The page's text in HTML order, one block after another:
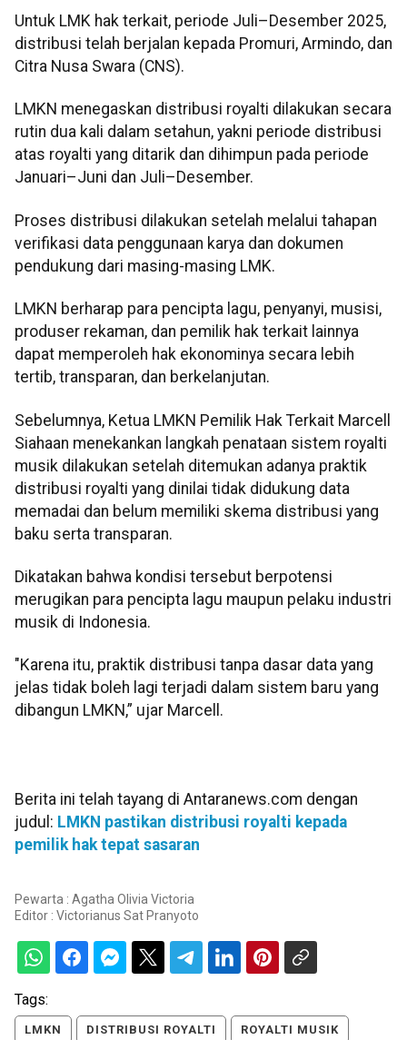
Untuk LMK hak terkait, periode Juli–Desember 2025,
distribusi telah berjalan kepada Promuri, Armindo, dan
Citra Nusa Swara (CNS).
LMKN menegaskan distribusi royalti dilakukan secara
rutin dua kali dalam setahun, yakni periode distribusi
atas royalti yang ditarik dan dihimpun pada periode
Januari–Juni dan Juli–Desember.
Proses distribusi dilakukan setelah melalui tahapan
verifikasi data penggunaan karya dan dokumen
pendukung dari masing-masing LMK.
LMKN berharap para pencipta lagu, penyanyi, musisi,
produser rekaman, dan pemilik hak terkait lainnya
dapat memperoleh hak ekonominya secara lebih
tertib, transparan, dan berkelanjutan.
Sebelumnya, Ketua LMKN Pemilik Hak Terkait Marcell
Siahaan menekankan langkah penataan sistem royalti
musik dilakukan setelah ditemukan adanya praktik
distribusi royalti yang dinilai tidak didukung data
memadai dan belum memiliki skema distribusi yang
baku serta transparan.
Dikatakan bahwa kondisi tersebut berpotensi
merugikan para pencipta lagu maupun pelaku industri
musik di Indonesia.
"Karena itu, praktik distribusi tanpa dasar data yang
jelas tidak boleh lagi terjadi dalam sistem baru yang
dibangun LMKN,” ujar Marcell.
Berita ini telah tayang di Antaranews.com dengan
judul: LMKN pastikan distribusi royalti kepada
pemilik hak tepat sasaran
Pewarta : Agatha Olivia Victoria
Editor : Victorianus Sat Pranyoto
Tags:
LMKN DISTRIBUSI ROYALTI ROYALTI MUSIK